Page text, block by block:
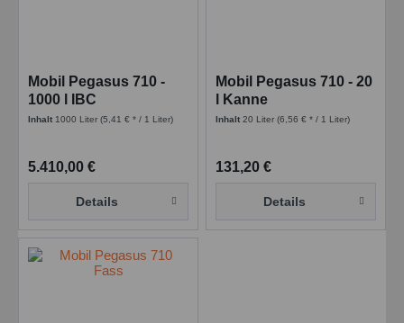
Mobil Pegasus 710 -
1000 l IBC
Inhalt 1000 Liter(5,41 € * / 1 Liter)
5.410,00 €
Details
Mobil Pegasus 710 - 20
l Kanne
Inhalt20 Liter(6,56 € * / 1 Liter)
131,20 €
Details